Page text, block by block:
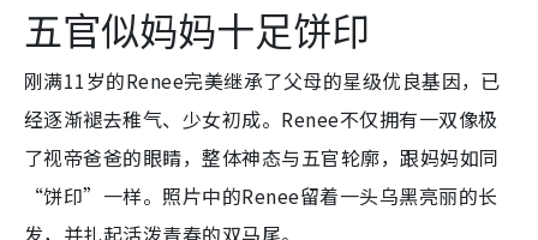
五官似妈妈十足饼印
刚满11岁的Renee完美继承了父母的星级优良基因，已
经逐渐褪去稚气、少女初成。Renee不仅拥有一双像极
了视帝爸爸的眼睛，整体神态与五官轮廓，跟妈妈如同
“饼印”一样。照片中的Renee留着一头乌黑亮丽的长
发，并扎起活泼青春的双马尾。